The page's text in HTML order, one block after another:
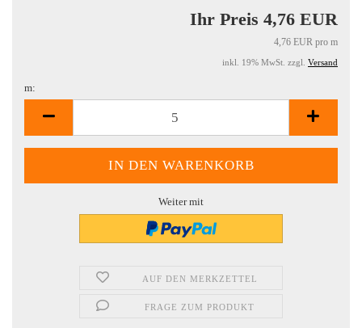
Ihr Preis 4,76 EUR
4,76 EUR pro m
inkl. 19% MwSt. zzgl. Versand
m:
Weiter mit
AUF DEN MERKZETTEL
FRAGE ZUM PRODUKT